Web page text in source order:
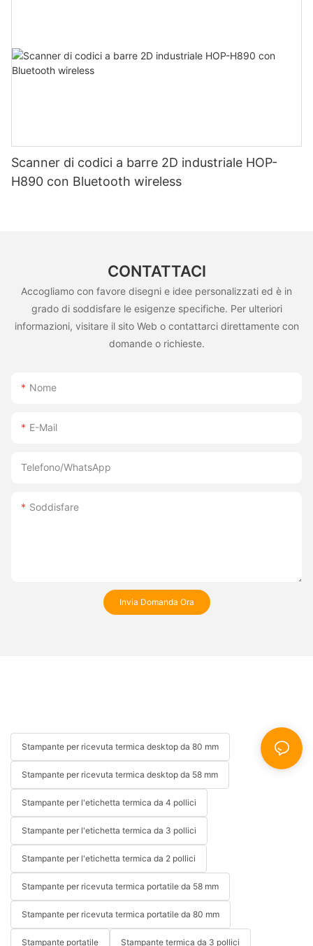
Scanner di codici a barre 2D industriale HOP-
H890 con Bluetooth wireless
CONTATTACI
Accogliamo con favore disegni e idee personalizzati ed è in
grado di soddisfare le esigenze specifiche. Per ulteriori
informazioni, visitare il sito Web o contattarci direttamente con
domande o richieste.
Nome
E-Mail
Telefono/WhatsApp
Soddisfare
Invia Domanda Ora
Stampante per ricevuta termica desktop da 80 mm
Stampante per ricevuta termica desktop da 58 mm
Stampante per l'etichetta termica da 4 pollici
Stampante per l'etichetta termica da 3 pollici
Stampante per l'etichetta termica da 2 pollici
Stampante per ricevuta termica portatile da 58 mm
Stampante per ricevuta termica portatile da 80 mm
Stampante portatile Stampante termica da 3 pollici